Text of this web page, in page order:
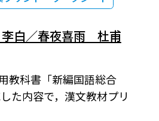
白／春夜喜雨 杜甫
教科書「新編国語総合
た内容で，漢文教材プリ